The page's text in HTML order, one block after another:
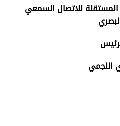
للاتصال السمعي
اللجمي